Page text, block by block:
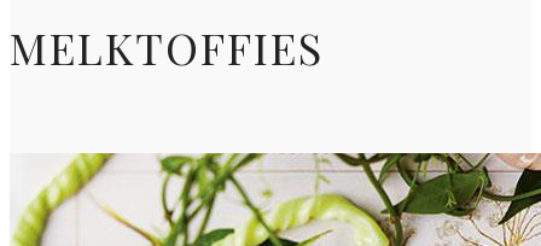
MELKTOFFIES